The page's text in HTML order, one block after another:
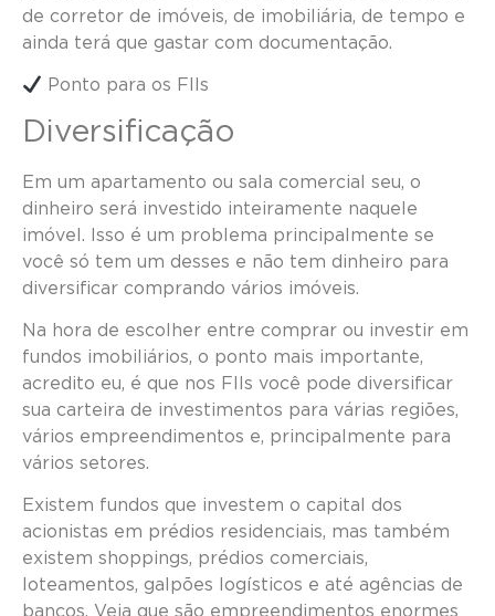
de corretor de imóveis, de imobiliária, de tempo e
ainda terá que gastar com documentação.
Ponto para os FIIs
Diversificação
Em um apartamento ou sala comercial seu, o
dinheiro será investido inteiramente naquele
imóvel. Isso é um problema principalmente se
você só tem um desses e não tem dinheiro para
diversificar comprando vários imóveis.
Na hora de escolher entre comprar ou investir em
fundos imobiliários, o ponto mais importante,
acredito eu, é que nos FIIs você pode diversificar
sua carteira de investimentos para várias regiões,
vários empreendimentos e, principalmente para
vários setores.
Existem fundos que investem o capital dos
acionistas em prédios residenciais, mas também
existem shoppings, prédios comerciais,
loteamentos, galpões logísticos e até agências de
bancos. Veja que são empreendimentos enormes